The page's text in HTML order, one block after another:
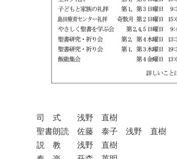
司 式 浅野 直樹
聖書朗読 佐藤 泰子 浅野 直樹
説 教 浅野 直樹